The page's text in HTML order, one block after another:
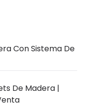
Con Sistema De
De Madera |